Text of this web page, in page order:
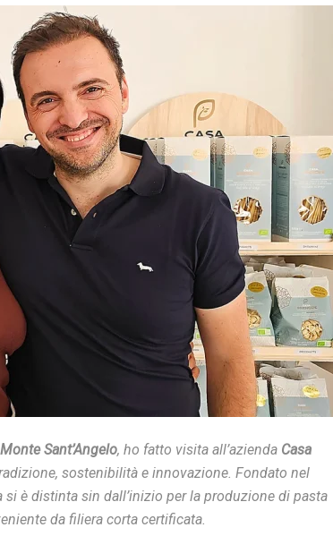
Monte Sant’Angelo, ho fatto visita all’azienda Casa
sostenibilità e innovazione. Fondato nel
è distinta sin dall’inizio per la produzione di pasta
da filiera corta certificata.